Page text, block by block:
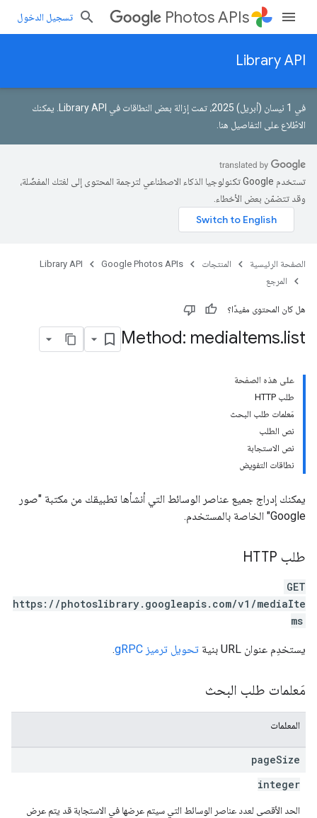
Photos APIs تسجيل الدخول
Library API
في 1 نيسان (أبريل) 2025، تمت إزالة بعض النطاقات في Library API.
يمكنك
الاطّلاع على التفاصيل هنا
تستخدم Google تكنولوجيا الذكاء الاصطناعي لترجمة المحتوى إلى لغتك المفضّلة،
وقد تتضمّن بعض الأخطاء.
الصفحة الرئيسية المنتجات Google Photos APIs
Library API
المرجع
هل كان المحتوى مفيدًا؟
Method: mediaItems.list
على هذه الصفحة
طلب HTTP
مَعلمات طلب البحث
نص الطلب
نص الاستجابة
نطاقات التفويض
يمكنك إدراج جميع عناصر الوسائط التي أنشأها تطبيقك من مكتبة "صور
Google" الخاصة بالمستخدم.
طلب HTTP
GET
https://photoslibrary.googleapis.com/v1/mediaIte
ms
يستخدِم عنوان URL بنية تحويل ترميز gRPC .
مَعلمات طلب البحث
المعلمات
pageSize
integer
الحد الأقصى لعدد عناصر الوسائط التي سيتم عرضها في الاستجابة قد يتم عرض